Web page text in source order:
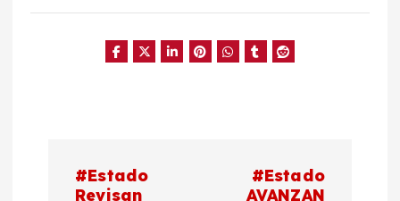
#Estado
Revisan
#Estado
AVANZAN